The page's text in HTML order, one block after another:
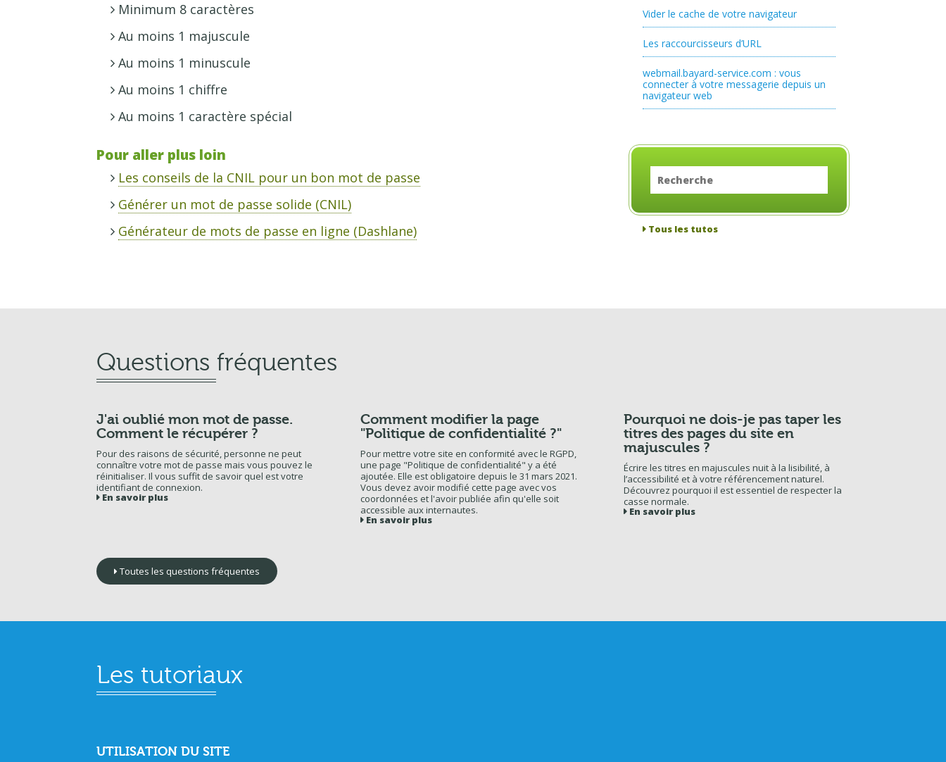
Vider le cache de votre navigateur
Les raccourcisseurs d’URL
webmail.bayard-service.com : vous
connecter à votre messagerie depuis un
navigateur web
Tous les tutos
Minimum 8 caractères
Au moins 1 majuscule
Au moins 1 minuscule
Au moins 1 chiffre
Au moins 1 caractère spécial
Pour aller plus loin
Les conseils de la CNIL pour un bon mot de passe
Générer un mot de passe solide (CNIL)
Générateur de mots de passe en ligne (Dashlane)
Questions fréquentes
J'ai oublié mon mot de passe.
Comment le récupérer ?
Pour des raisons de sécurité, personne ne peut
connaître votre mot de passe mais vous pouvez le
réinitialiser. Il vous suffit de savoir quel est votre
identifiant de connexion.
En savoir plus
Comment modifier la page
"Politique de confidentialité ?"
Pour mettre votre site en conformité avec le RGPD,
une page "Politique de confidentialité" y a été
ajoutée. Elle est obligatoire depuis le 31 mars 2021.
Vous devez avoir modifié cette page avec vos
coordonnées et l'avoir publiée afin qu'elle soit
accessible aux internautes.
En savoir plus
Pourquoi ne dois-je pas taper les
titres des pages du site en
majuscules ?
Écrire les titres en majuscules nuit à la lisibilité, à
l’accessibilité et à votre référencement naturel.
Découvrez pourquoi il est essentiel de respecter la
casse normale.
En savoir plus
Toutes les questions fréquentes
Les tutoriaux
UTILISATION DU SITE